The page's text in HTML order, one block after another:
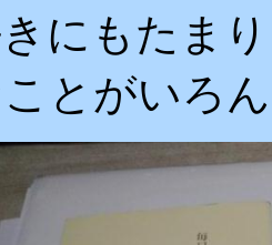
にもたま
とがいろ